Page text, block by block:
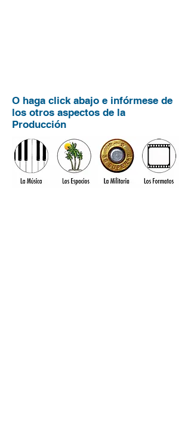
O haga click abajo e infórmese de
los otros aspectos de la
Producción